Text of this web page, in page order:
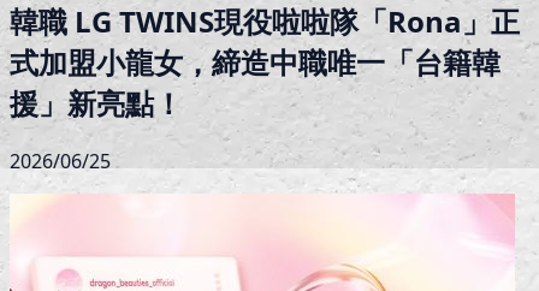
韓職 LG TWINS現役啦啦隊「Rona」正
式加盟小龍女，締造中職唯一「台籍韓
援」新亮點！
2026/06/25